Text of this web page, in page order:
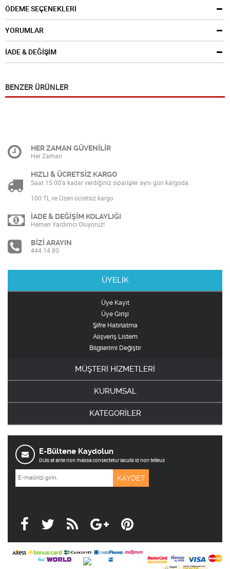
ÖDEME SEÇENEKLERİ
YORUMLAR
İADE & DEĞİŞİM
BENZER ÜRÜNLER
HER ZAMAN GÜVENİLİR
Her Zaman
HIZLI & ÜCRETSİZ KARGO
Saat 15:00’a kadar verdiğiniz siparişler aynı gün kargoda.
100 TL ve Üzeri ücretsiz kargo
İADE & DEĞİŞİM KOLAYLIĞI
Hemen Yardımcı Oluyoruz!
BİZİ ARAYIN
444 14 80
ÜYELİK
Üye Kayıt
Üye Girişi
Şifre Hatırlatma
Alışveriş Listem
Bilgilerimi Değiştir
MÜŞTERİ HİZMETLERİ
KURUMSAL
KATEGORİLER
E-Bültene Kaydolun
DUis at ante non massa consectetur iaculis id non telleus